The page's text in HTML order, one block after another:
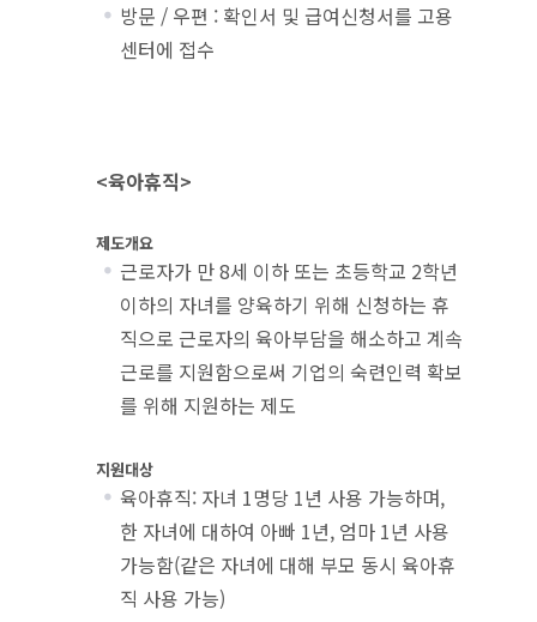
방문 / 우편 : 확인서 및 급여신청서를 고용
센터에 접수
<육아휴직>
제도개요
근로자가 만 8세 이하 또는 초등학교 2학년
이하의 자녀를 양육하기 위해 신청하는 휴
직으로 근로자의 육아부담을 해소하고 계속
근로를 지원함으로써 기업의 숙련인력 확보
를 위해 지원하는 제도
지원대상
육아휴직: 자녀 1명당 1년 사용 가능하며,
한 자녀에 대하여 아빠 1년, 엄마 1년 사용
가능함(같은 자녀에 대해 부모 동시 육아휴
직 사용 가능)